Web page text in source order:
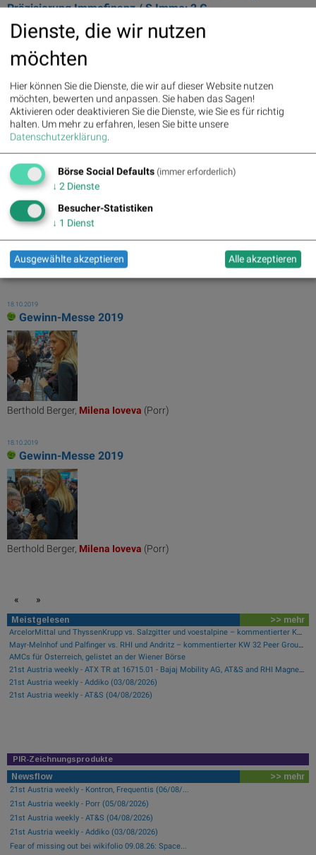
Präzisierung Immofinanz / S Immo; 2 G...
... ausgeschieden. Ich lese zudem, dassMilena
Rainer und Paul Rettenbacher ...
Österreicher mit Baader virtuell in London: Wer aller
präsentiert und wie sich die Akti...
... %) /PORR AG: Andreas Sauer, CFO /MilenaIoveva,
Head of Group
Communications, IR ...
18.10.2019
Gewinn-Messe 2019
MilenaIoveva(Porr), Thomas Winkler (UBM)
18.10.2019
Gewinn-Messe 2019
Berthold Berger, Milena Ioveva (Porr)
18.10.2019
Gewinn-Messe 2019
Berthold Berger, Milena Ioveva (Porr)
« »
Meistgelesen >> mehr
ArcelorMittal und ThyssenKrupp vs. Salzgitter und voestalpine – kommentierter KW 32 Peer Group Watch Stahl
Mayr-Melnhof und Palfinger vs. RHI und Andritz – kommentierter KW 32 Peer Group Watch Zykliker Österreich
AMCs für Österreich, gelistet an der Wiener Börse
21st Austria weekly - ATX TR at 16715.01 - Bajaj Mobility AG, AT&S and RHI Magnesita best-performing, Österreichische Post with weakest performance (08/08/2026)
21st Austria weekly - Addiko (03/08/2026)
21st Austria weekly - AT&S (04/08/2026)
PIR-Zeichnungsprodukte
Newsflow >> mehr
21st Austria weekly - Kontron, Frequentis (06/08/...
21st Austria weekly - Porr (05/08/2026)
21st Austria weekly - AT&S (04/08/2026)
21st Austria weekly - Addiko (03/08/2026)
Fear of missing out bei wikifolio 09.08.26: Space...
Dienste, die wir nutzen
möchten
Hier können Sie die Dienste, die wir auf dieser Website nutzen
möchten, bewerten und anpassen. Sie haben das Sagen!
Aktivieren oder deaktivieren Sie die Dienste, wie Sie es für richtig
halten. Um mehr zu erfahren, lesen Sie bitte unsere
Datenschutzerklärung.
Börse Social Defaults (immer erforderlich)
↓ 2 Dienste
Besucher-Statistiken
↓ 1 Dienst
Ausgewählte akzeptieren Alle akzeptieren